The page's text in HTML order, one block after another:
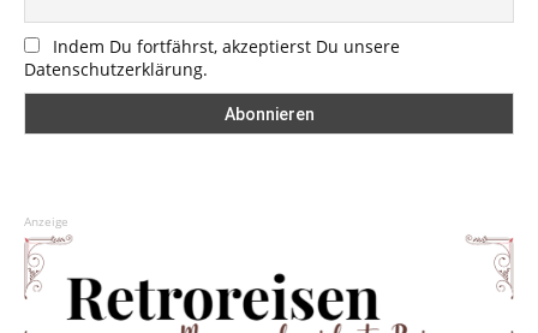
Indem Du fortfährst, akzeptierst Du unsere
Datenschutzerklärung.
Anzeige